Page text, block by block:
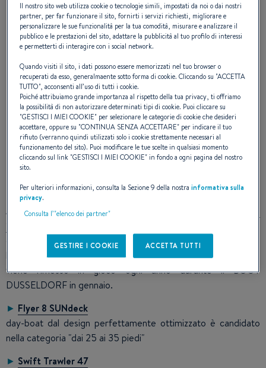
Candidatura del Flyer8
Sundeck & Swift Trawler 47
2 barche a motore in lizza per l’oscar
dell’industria nautica
Al momento presenti sui vari saloni nautici d’autunno, il
delle gamme Flyer e Swift Trawler, concorreranno al titolo di
barca a motore europea dell’anno. Questo titolo tanto ambito
viene rimesso in gioco ogni anno durante il BOOT
DUSSELDORF in gennaio.
► Flyer 8 SUNdeck
day-boat dal design perfettamente ottimizzato è candidato
nella categoria "dai 25 ai 35 piedi"
► Swift Trawler 47
Il nostro sito web utilizza cookie o tecnologie simili, impostati da noi o dai nostri
partner, per far funzionare il sito, fornirti i servizi richiesti, migliorare e
personalizzare le sue funzionalità per la tua comodità, misurare e analizzare il
pubblico e le prestazioni del sito, adattare la pubblicità al tuo profilo di interessi
e permetterti di interagire con i social network.
Quando visiti il sito, i dati possono essere memorizzati nel tuo browser o
recuperati da esso, generalmaente sotto forma di cookie. Cliccando su "ACCETTA
TUTTO", acconsenti all’uso di tutti i cookie.
Poiché attribuiamo grande importanza al rispetto della tua privacy, ti offriamo
la possibilità di non autorizzare determinati tipi di cookie. Puoi cliccare su
"GESTISCI I MIEI COOKIE" per selezionare le categorie di cookie che desideri
accettare, oppure su "CONTINUA SENZA ACCETTARE" per indicare il tuo
rifiuto (verranno quindi utilizzati solo i cookie strettamente necessari al
funzionamento del sito). Puoi modificare le tue scelte in qualsiasi momento
cliccando sul link "GESTISCI I MIEI COOKIE" in fondo a ogni pagina del nostro
sito.
Per ulteriori informazioni, consulta la Sezione 9 della nostrainformativa sulla
privacy.
Consulta l’"elenco dei partner"
GESTIRE I COOKIE ACCETTA TUTTI